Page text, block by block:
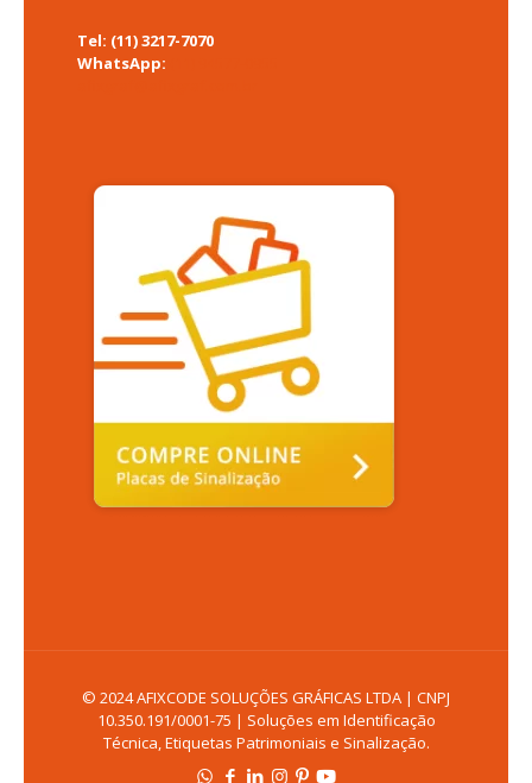
Tel: (11) 3217-7070
WhatsApp:
© 2024 AFIXCODE SOLUÇÕES GRÁFICAS LTDA | CNPJ
10.350.191/0001-75 | Soluções em Identificação
Técnica, Etiquetas Patrimoniais e Sinalização.